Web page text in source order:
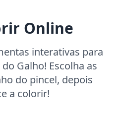
diferentes tons e
Online
interativas para
Galho! Escolha as
do pincel, depois
a colorir!